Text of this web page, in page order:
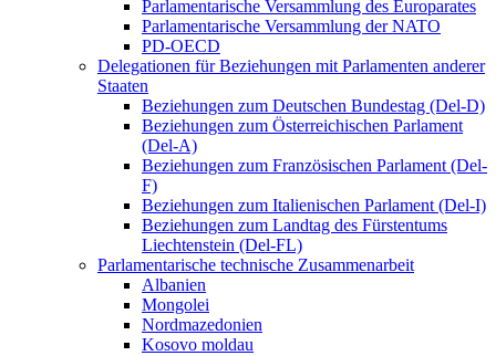
Parlamentarische Versammlung des Europarates
Parlamentarische Versammlung der NATO
PD-OECD
Delegationen für Beziehungen mit Parlamenten anderer
Staaten
Beziehungen zum Deutschen Bundestag (Del-D)
Beziehungen zum Österreichischen Parlament
(Del-A)
Beziehungen zum Französischen Parlament (Del-
F)
Beziehungen zum Italienischen Parlament (Del-I)
Beziehungen zum Landtag des Fürstentums
Liechtenstein (Del-FL)
Parlamentarische technische Zusammenarbeit
Albanien
Mongolei
Nordmazedonien
Kosovo moldau